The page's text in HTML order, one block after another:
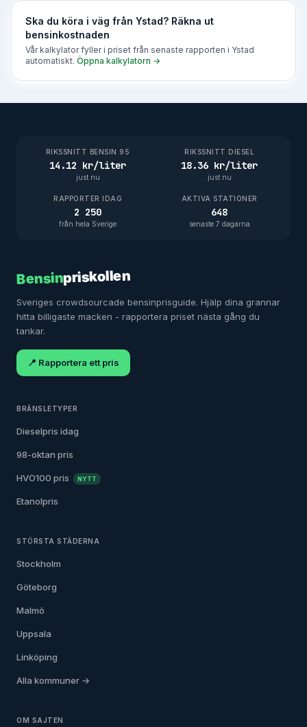
Ska du köra i väg från Ystad? Räkna ut
bensinkostnaden
Vår kalkylator fyller i priset från senaste rapporten i Ystad
automatiskt. Öppna kalkylatorn →
RIKSSNITT BENSIN 95
14.12 kr/liter
just nu
RIKSSNITT DIESEL
18.36 kr/liter
just nu
RAPPORTER IDAG
2 250
från hela Sverige
AKTIVA STATIONER
648
senaste 7 dagarna
Bensinpriskollen
Sveriges crowdsourcade bensinprisguide. Hjälp dina grannar
hitta billigaste macken - rapportera priset nästa gång du
tankar.
📍 Rapportera ett pris
BRÄNSLETYPER
Dieselpris idag
98-oktan pris
HVO100 pris NYTT
Etanolpris
STÖRSTA STÄDERNA
Stockholm
Göteborg
Malmö
Uppsala
Linköping
Alla kommuner →
OM SAJTEN